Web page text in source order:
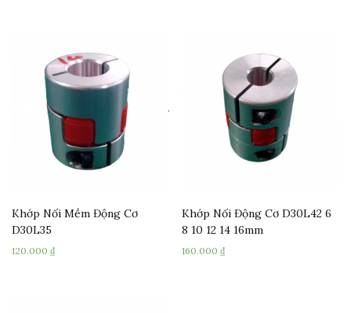
Khớp Nối Mềm Động Cơ
D30L35
120.000 ₫
Khớp Nối Động Cơ D30L42 6
8 10 12 14 16mm
160.000₫